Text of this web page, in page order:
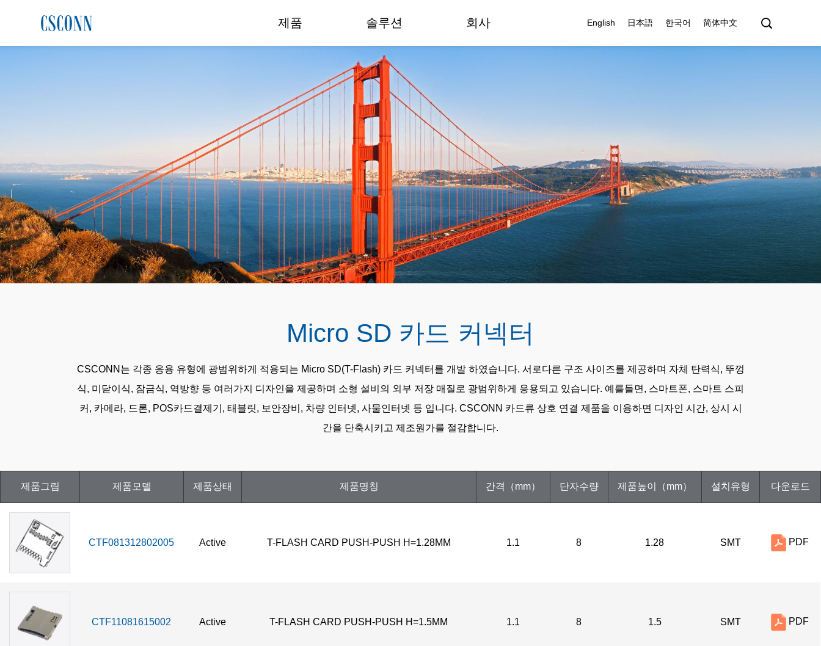
제품 솔루션 회사 English 日本語 한국어 简体中文
Micro SD 카드 커넥터
CSCONN는 각종 응용 유형에 광범위하게 적용되는 Micro SD(T-Flash) 카드 커넥터를 개발 하였습니다. 서로다른 구조 사이즈를 제공하며 자체 탄력식, 뚜껑
식, 미닫이식, 잠금식, 역방향 등 여러가지 디자인을 제공하며 소형 설비의 외부 저장 매질로 광범위하게 응용되고 있습니다. 예를들면, 스마트폰, 스마트 스피
커, 카메라, 드론, POS카드결제기, 태블릿, 보안장비, 차량 인터넷, 사물인터넷 등 입니다. CSCONN 카드류 상호 연결 제품을 이용하면 디자인 시간, 상시 시
간을 단축시키고 제조원가를 절감합니다.
제품그림 제품모델 제품상태 제품명칭 간격（mm） 단자수량 제품높이（mm） 설치유형 다운로드
CTF081312802005 Active T-FLASH CARD PUSH-PUSH H=1.28MM 1.1 8 1.28 SMT PDF
CTF11081615002 Active T-FLASH CARD PUSH-PUSH H=1.5MM 1.1 8 1.5 SMT PDF